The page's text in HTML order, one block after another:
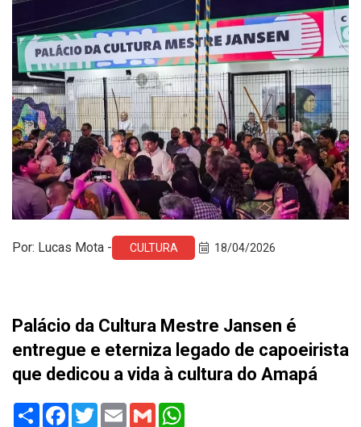
Por: Lucas Mota - CULTURA 18/04/2026
Palácio da Cultura Mestre Jansen é
entregue e eterniza legado de capoeirista
que dedicou a vida à cultura do Amapá
Share Facebook
TwitterEmail Gmail